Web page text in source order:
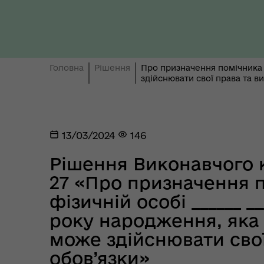
Регіональне представництво
Уповноваженого Верховної
Ради України з прав людини у
Полтавській області
Ти
Головна Рішення
Про призначення помічника
здійснювати свої права та
13/03/2024 146
Рішення Виконавчого
27 «Про призначення
фізичній особі ______
року народження, яка
може здійснювати
обов’язки»